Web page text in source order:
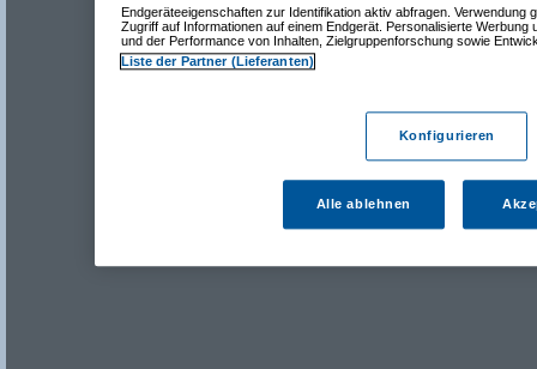
Endgeräteeigenschaften zur Identifikation aktiv abfragen. Verwendung
Zugriff auf Informationen auf einem Endgerät. Personalisierte Werbung
und der Performance von Inhalten, Zielgruppenforschung sowie
Liste der Partner (Lieferanten)
Konfigurieren
Alle ablehnen